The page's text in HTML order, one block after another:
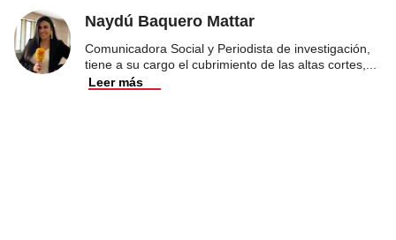
Naydú Baquero Mattar
Comunicadora Social y Periodista de investigación,
tiene a su cargo el cubrimiento de las altas cortes,
Leer más